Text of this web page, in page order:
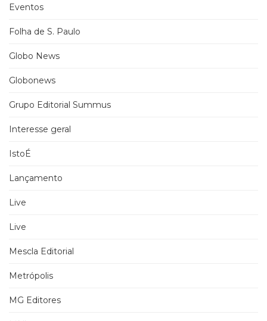
Eventos
Folha de S. Paulo
Globo News
Globonews
Grupo Editorial Summus
Interesse geral
IstoÉ
Lançamento
Live
Live
Mescla Editorial
Metrópolis
MG Editores